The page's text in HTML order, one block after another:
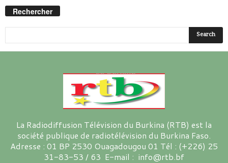
Rechercher
La Radiodiffusion Télévision du Burkina (RTB) est la
société publique de radiotélévision du Burkina Faso.
Adresse : 01 BP 2530 Ouagadougou 01 Tél : (+226) 25
31-83-53 / 63 E-mail : info@rtb.bf